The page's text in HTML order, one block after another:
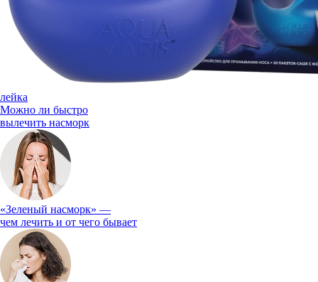
лейка
Можно ли быстро
вылечить насморк
«Зеленый насморк» —
чем лечить и от чего бывает